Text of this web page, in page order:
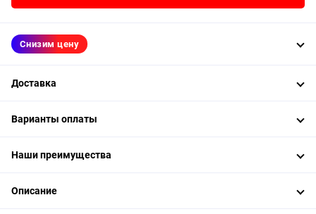
Снизим цену
Доставка
Варианты оплаты
Наши преимущества
Описание